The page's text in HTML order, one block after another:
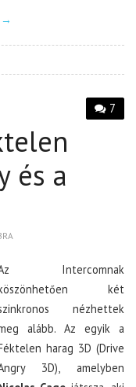
→
7
és a
Intercomnak
két
nézhettek
alább. Az egyik a
harag 3D (Drive
3D), amelyben